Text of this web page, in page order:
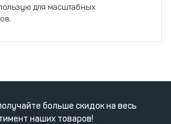
для масштабных
больше скидок на весь
наших товаров!